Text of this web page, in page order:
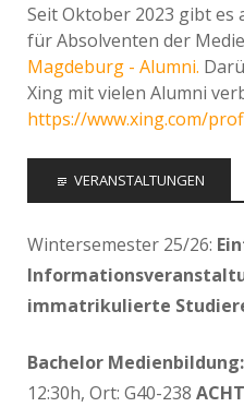
Seit Oktober 2023 gibt es
für Absolventen der
Magdeburg - Alumni.
Xing mit vielen Alumni
https://www.xing.com/
VERANSTALTUNGEN
Wintersemester 25/26:
immatrikulierte
Bachelor Medienbildung:
12:30h, Ort: G40-238